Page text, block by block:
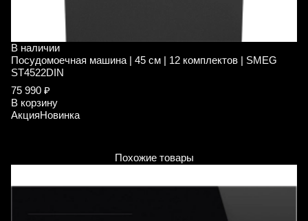
В наличии
Посудомоечная машина | 45 см | 12 комплектов | SMEG
ST4522DIN
75 990 ₽
В корзину
АкцияНовинка
Похожие товары